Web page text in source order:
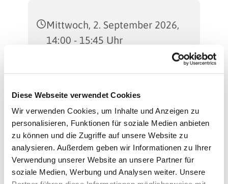
Diese Webseite verwendet Cookies
Wir verwenden Cookies, um Inhalte und Anzeigen zu
personalisieren, Funktionen für soziale Medien anbieten
zu können und die Zugriffe auf unsere Website zu
analysieren. Außerdem geben wir Informationen zu Ihrer
Verwendung unserer Website an unsere Partner für
soziale Medien, Werbung und Analysen weiter. Unsere
Mittwoch, 2. September 2026,
14:00 - 15:45 Uhr
Straße 47, 13507 Berlin
Regina Schlingheider und
Team